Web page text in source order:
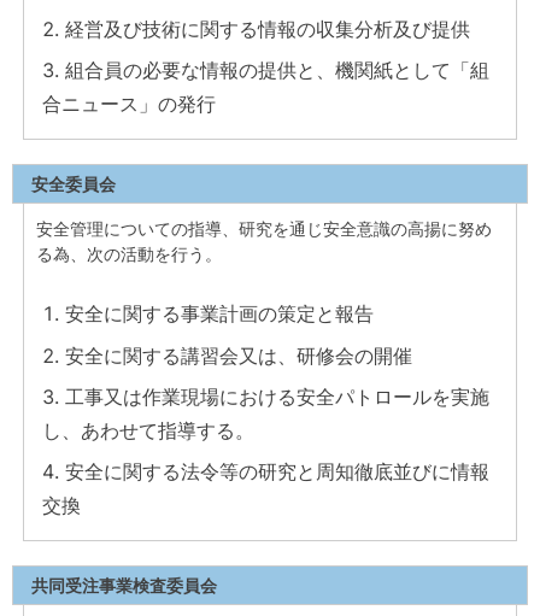
経営及び技術に関する情報の収集分析及び提供
組合員の必要な情報の提供と、機関紙として「組
合ニュース」の発行
安全委員会
安全管理についての指導、研究を通じ安全意識の高揚に努め
る為、次の活動を行う。
安全に関する事業計画の策定と報告
安全に関する講習会又は、研修会の開催
工事又は作業現場における安全パトロールを実施
し、あわせて指導する。
安全に関する法令等の研究と周知徹底並びに情報
交換
共同受注事業検査委員会